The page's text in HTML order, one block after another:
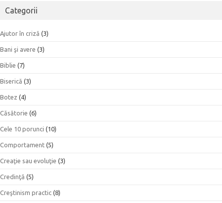
Categorii
Ajutor în criză (3)
Bani şi avere (3)
Biblie (7)
Biserică (3)
Botez (4)
Căsătorie (6)
Cele 10 porunci (10)
Comportament (5)
Creaţie sau evoluţie (3)
Credinţă (5)
Creştinism practic (8)